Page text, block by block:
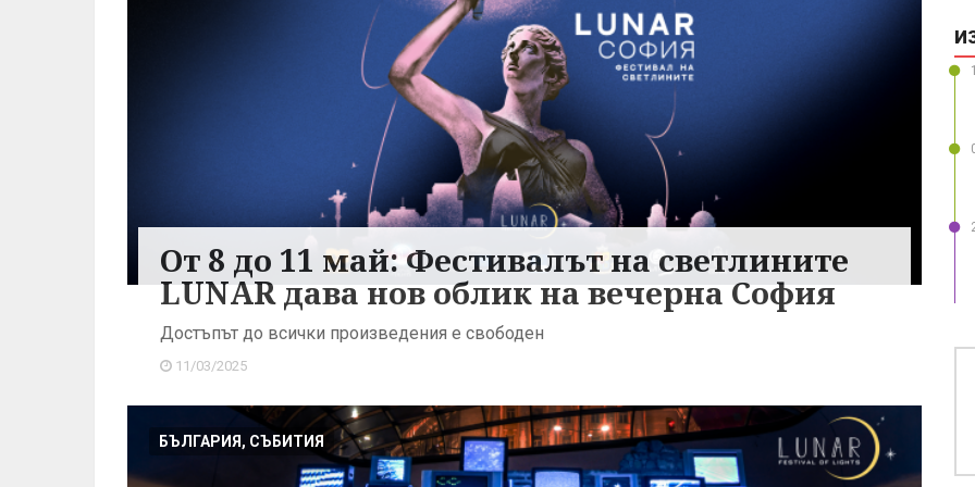
От 8 до 11 май: Фестивалът на светлините
LUNAR дава нов облик на вечерна София
Достъпът до всички произведения е свободен
11/03/2025
БЪЛГАРИЯ, СЪБИТИЯ